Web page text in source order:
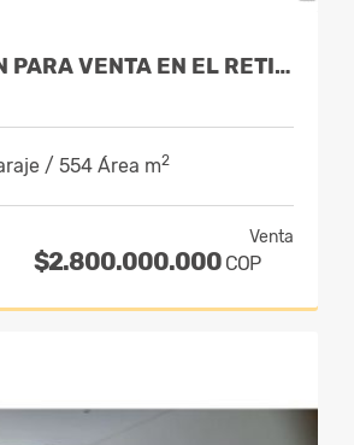
CASA EN PARCELACIÓN PARA VENTA EN EL RETIRO - RURAL
/ 554 Área m2
Venta
$2.800.000.000 COP